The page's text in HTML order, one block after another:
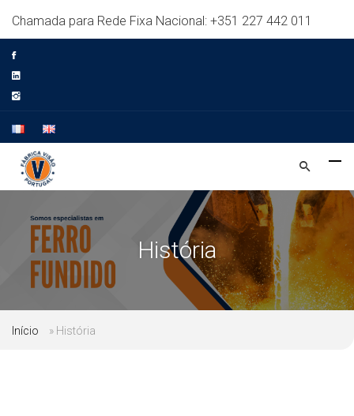
Chamada para Rede Fixa Nacional: +351 227 442 011
História
Início » História